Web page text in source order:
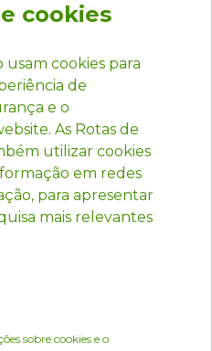
cookies
usam cookies para
de
e o
As Rotas de
utilizar cookies
em redes
para apresentar
mais relevantes
sobre cookies e o